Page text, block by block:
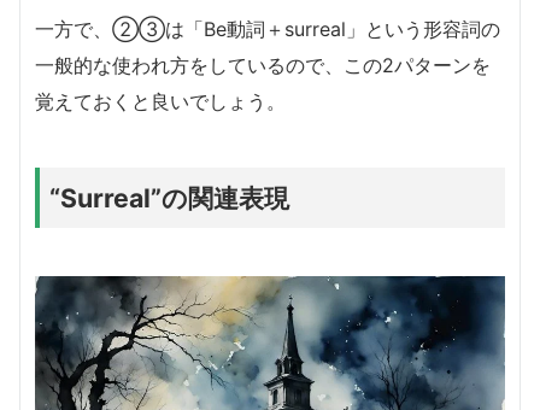
一方で、②③は「Be動詞＋surreal」という形容詞の
一般的な使われ方をしているので、この2パターンを
覚えておくと良いでしょう。
“Surreal”の関連表現